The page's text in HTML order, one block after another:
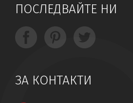
ПОСЛЕДВАЙТЕ НИ
ЗА КОНТАКТИ